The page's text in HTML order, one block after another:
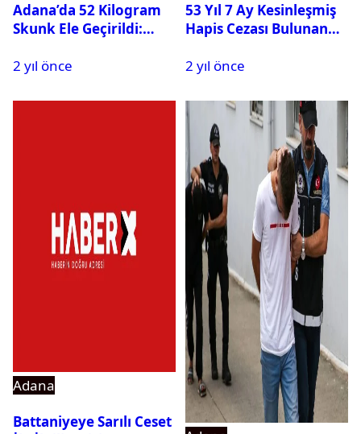
Adana’da 52 Kilogram
Skunk Ele Geçirildi:
2 yıl önce
53 Yıl 7 Ay Kesinleşmiş
Hapis Cezası Bulunan
2 yıl önce
Adana
Battaniyeye Sarılı Ceset